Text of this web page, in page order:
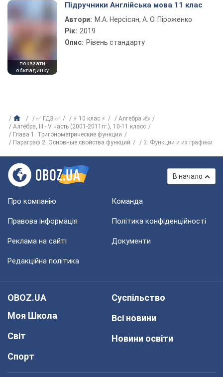
показати
обкладинку
Підручники Англійська мова 11 клас
Автори: М.А. Нерсісян, А. О. Піроженко
Рік: 2019
Опис: Рівень стандарту
✅ ГДЗ ✅ ⚡ 10 клас ⚡
Алгебра ✍
Алгебра, III - V часть (2001-2011гг.), 10-11 класс
Глава 1. Тригонометрические функции
Параграф 2. Основные свойства функций
3. Функции и их графики
В начало
Про компанію Команда
Правова інформація Політика конфіденційності
Реклама на сайті Документи
Редакційна політика
OBOZ.UA
Моя Школа
Світ
Спорт
Суспільство
Всі новини
Новини освіти